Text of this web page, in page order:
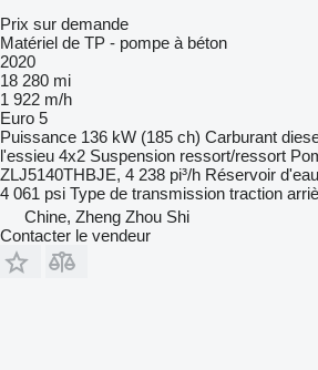
Prix sur demande
Matériel de TP - pompe à béton
2020
18 280 mi
1 922 m/h
Euro 5
Puissance 136 kW (185 ch) Carburant
l'essieu 4x2 Suspension ressort/ressort
ZLJ5140THBJE, 4 238 pi³/h Réservoir d'eau
4 061 psi Type de transmission traction
Chine, Zheng Zhou Shi
Contacter le vendeur